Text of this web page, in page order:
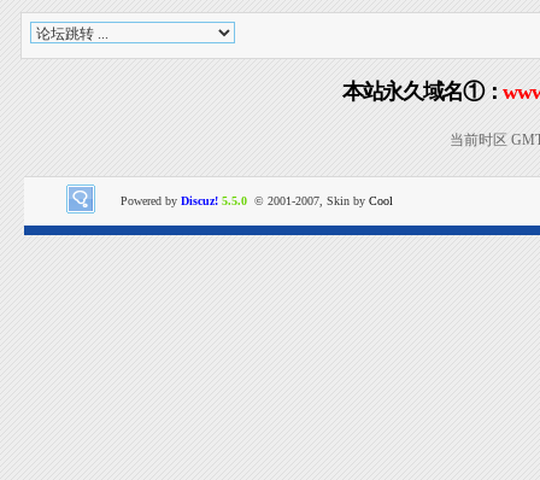
本站永久域名①：
当前时区
Powered by Discuz! 5.5.0 © 2001-2007, Skin by Cool